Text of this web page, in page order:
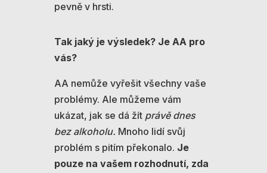
pevně v hrsti.
Tak jaký je výsledek? Je AA pro
vás?
AA nemůže vyřešit všechny vaše
problémy. Ale můžeme vám
ukázat, jak se dá žít právě dnes
bez alkoholu. Mnoho lidí svůj
problém s pitím překonalo. Je
pouze na vašem rozhodnutí, zda